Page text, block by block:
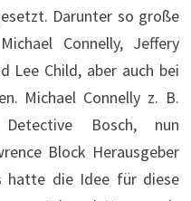
Darunter so große
Connelly, Jeffery
Lee Child, aber auch bei
Michael Connelly z. B.
Bosch, nun
Block Herausgeber
hatte die Idee für diese